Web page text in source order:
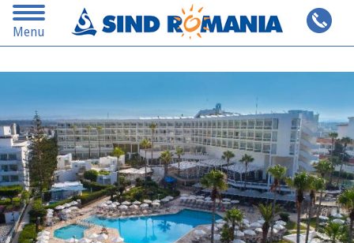
Toggle
navigation
Menu
Cauta pe alta destinatie